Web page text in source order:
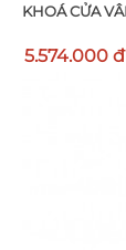
KHOÁ CỬA
5.574.000 đ